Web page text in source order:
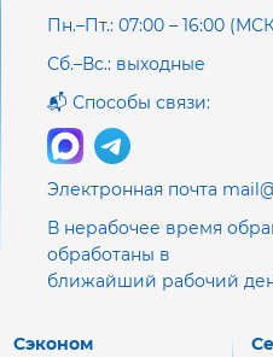
Пн.–Пт.: 07:00 – 16:00
Сб.–Вс.: выходные
📬 Способы связи:
Электронная почта
В нерабочее время
обработаны в
ближайший рабочий
Сэконом